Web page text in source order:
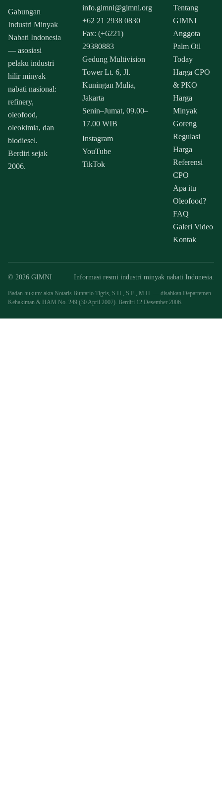
Gabungan
Industri Minyak
Nabati Indonesia
— asosiasi
pelaku industri
hilir minyak
nabati nasional:
refinery,
oleofood,
oleokimia, dan
biodiesel.
Berdiri sejak
2006.
info.gimni@gimni.org
+62 21 2938 0830
Fax: (+6221)
29380883
Gedung Multivision
Tower Lt. 6, Jl.
Kuningan Mulia,
Jakarta
Senin–Jumat, 09.00–
17.00 WIB
Instagram
YouTube
TikTok
Tentang
GIMNI
Anggota
Palm Oil
Today
Harga CPO
& PKO
Harga
Minyak
Goreng
Regulasi
Harga
Referensi
CPO
Apa itu
Oleofood?
FAQ
Galeri Video
Kontak
© 2026 GIMNI Informasi resmi industri minyak nabati Indonesia.
Badan hukum: akta Notaris Buntario Tigris, S.H., S.E., M.H. — disahkan Departemen
Kehakiman & HAM No. 249 (30 April 2007). Berdiri 12 Desember 2006.